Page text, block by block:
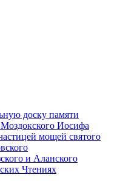
доску памяти
Иосифа
мощей святого
и Аланского
Чтениях